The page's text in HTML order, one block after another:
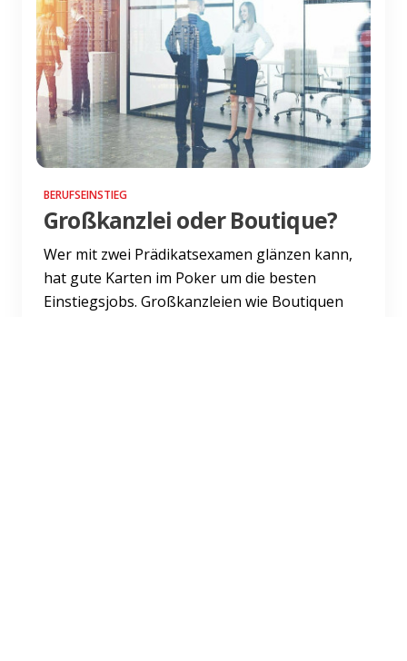
BERUFSEINSTIEG
Großkanzlei oder Boutique?
Wer mit zwei Prädikatsexamen glänzen kann,
hat gute Karten im Poker um die besten
Einstiegsjobs. Großkanzleien wie Boutiquen